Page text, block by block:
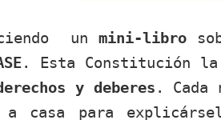
un mini-libro
. Esta Constitución la
y deberes . Cada
casa para